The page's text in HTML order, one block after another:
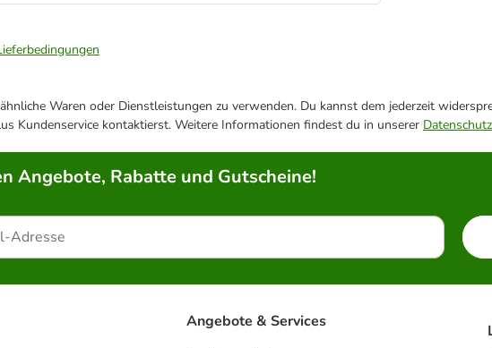
Waren oder Dienstleistungen zu verwenden. Du kannst dem jederzeit
Kundenservice kontaktierst. Weitere Informationen findest du in unserer
Angebote, Rabatte und Gutscheine!
Angebote & Services